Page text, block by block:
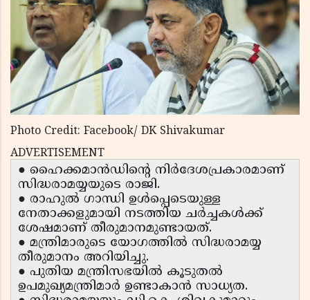
Photo Credit: Facebook/ DK Shivakumar
ADVERTISEMENT
● ഹൈക്കമാൻഡിന്റെ നിർദേശപ്രകാരമാണ്
സിദ്ധരാമയ്യയുടെ രാജി.
● രാഹുൽ ഗാന്ധി ഉൾപ്പെടെയുള്ള
നേതാക്കളുമായി നടത്തിയ ചർച്ചകൾക്ക്
ശേഷമാണ് തീരുമാനമുണ്ടായത്.
● മന്ത്രിമാരുടെ യോഗത്തിൽ സിദ്ധരാമയ്യ
തീരുമാനം അറിയിച്ചു.
● പുതിയ മന്ത്രിസഭയിൽ കൂടുതൽ
ഉപമുഖ്യമന്ത്രിമാർ ഉണ്ടാകാൻ സാധ്യത.